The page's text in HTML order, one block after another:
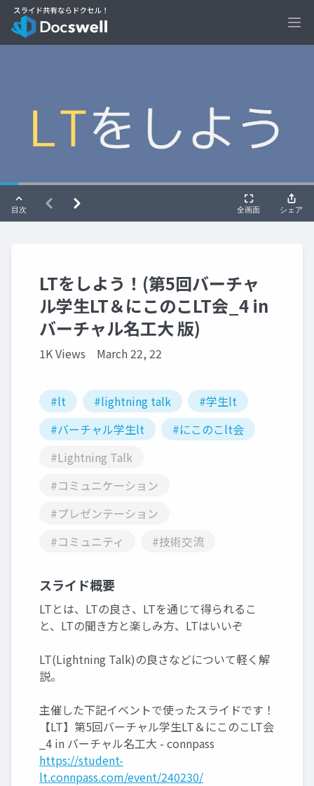
LTをしよう！(第5回バーチャ
ル学生LT＆にこのこLT会_4 in
バーチャル名工大 版)
1K Views March 22, 22
#lt #lightning talk
#学生lt
#バーチャル学生lt
#にこのこlt会
#Lightning Talk
#コミュニケーション
#プレゼンテーション
#コミュニティ
#技術交流
スライド概要
LTとは、LTの良さ、LTを通じて得られるこ
と、LTの聞き方と楽しみ方、LTはいいぞ
LT(Lightning Talk)の良さなどについて軽く解
説。
主催した下記イベントで使ったスライドです！
【LT】第5回バーチャル学生LT＆にこのこLT会
_4 in バーチャル名工大 - connpass
https://student-
lt.connpass.com/event/240230/